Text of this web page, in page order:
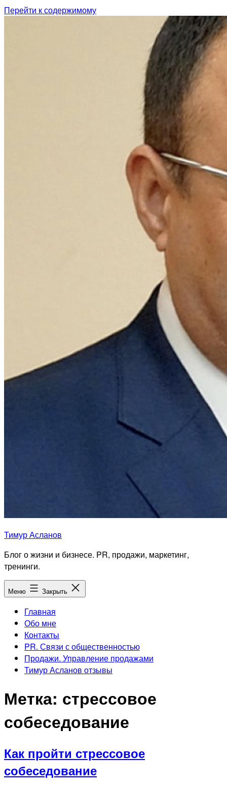
Перейти к содержимому
Тимур Асланов
Блог о жизни и бизнесе. PR, продажи, маркетинг,
тренинги.
Меню Закрыть
Главная
Обо мне
Контакты
PR. Связи с общественностью
Продажи. Управление продажами
Тимур Асланов отзывы
Метка: стрессовое
собеседование
Как пройти стрессовое
собеседование